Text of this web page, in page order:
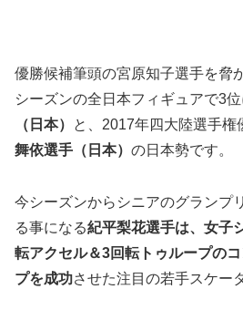
優勝候補筆頭の宮原知子選手を脅
シーズンの全日本フィギュアで3
（日本）
と、2017年四大陸選手権
舞依選手（日本） の日本勢です。
今シーズンからシニアのグランプ
る事になる紀平梨花選手は、女子
転アクセル＆3回転トゥループの
プを成功させた注目の若手スケー